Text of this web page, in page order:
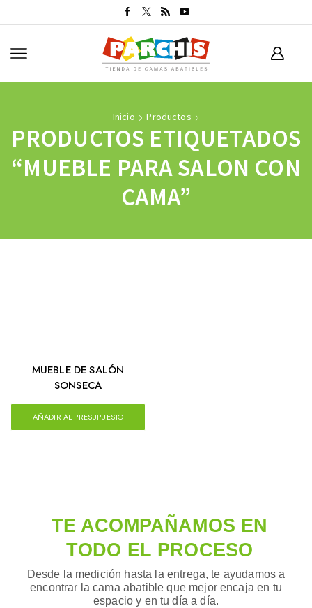
Inicio Productos
PRODUCTOS ETIQUETADOS
“MUEBLE PARA SALON CON
CAMA”
MUEBLE DE SALÓN
SONSECA
AÑADIR AL PRESUPUESTO
TE ACOMPAÑAMOS EN
TODO EL PROCESO
Desde la medición hasta la entrega, te ayudamos a
encontrar la cama abatible que mejor encaja en tu
espacio y en tu día a día.